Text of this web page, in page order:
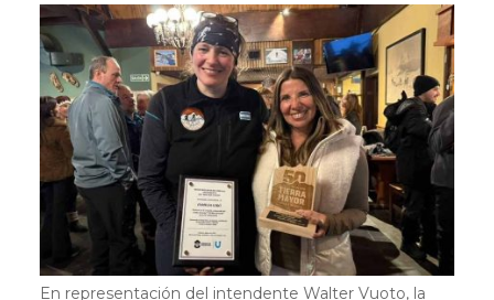
En representación del intendente Walter Vuoto, la